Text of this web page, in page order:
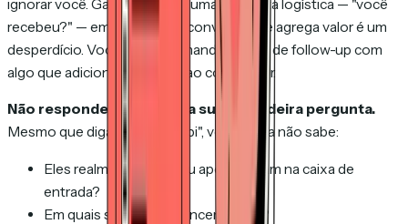
ignorar você. Gastar um com uma pergunta logística — "você
recebeu?" — em vez de uma conversa que agrega valor é um
desperdício. Você está queimando capital de follow-up com
algo que adiciona zero valor ao comprador.
Não responde realmente a sua verdadeira pergunta.
Mesmo que digam "sim, recebi", você ainda não sabe:
Eles realmente leram ou apenas viram na caixa de
entrada?
Em quais seções se concentraram?